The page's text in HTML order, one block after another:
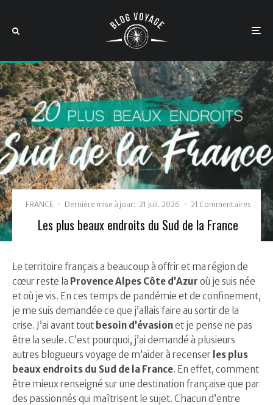
FRANCE · Dernière mise à jour: 21 Juil. 2026 · 21 Commentaires
Les plus beaux endroits du Sud de la France
Le territoire français a beaucoup à offrir et ma région de
cœur reste la Provence Alpes Côte d’Azur où je suis née
et où je vis. En ces temps de pandémie et de confinement,
je me suis demandée ce que j’allais faire au sortir de la
crise. J’ai avant tout besoin d’évasionet je pense ne pas
être la seule. C’est pourquoi, j’ai demandé à plusieurs
autres blogueurs voyage de m’aider à recenser les plus
beaux endroits du Sud de la France. En effet, comment
être mieux renseigné sur une destination française que par
des passionnés qui maîtrisent le sujet. Chacun d’entre